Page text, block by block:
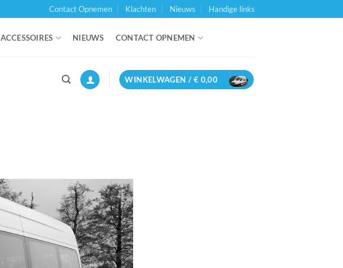
Contact Opnemen Klachten Nieuws Handige links
ACCESSOIRES NIEUWS CONTACT OPNEMEN
WINKELWAGEN / € 0,00